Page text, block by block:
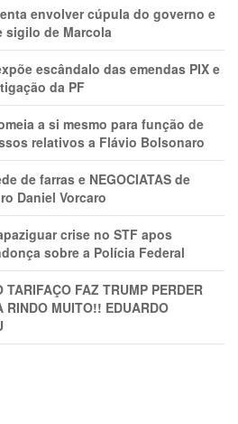
envolver cúpula do governo e
sigilo de Marcola
escândalo das emendas PIX e
da PF
a si mesmo para função de
relativos a Flávio Bolsonaro
de farras e NEGOCIATAS de
Daniel Vorcaro
crise no STF apos
sobre a Polícia Federal
TARIFAÇO FAZ TRUMP PERDER
MUITO!! EDUARDO